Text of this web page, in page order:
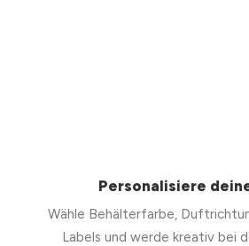
Personalisiere
Wähle Behälterfarbe,
Labels und werde kreativ bei